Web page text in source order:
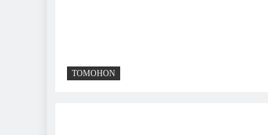
TOMOHON